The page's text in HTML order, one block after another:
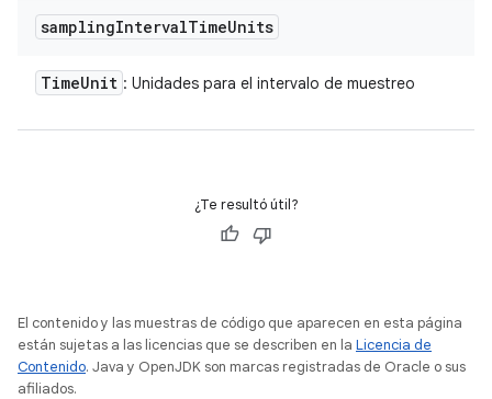
samplingIntervalTimeUnits
TimeUnit : Unidades para el intervalo de muestreo
¿Te resultó útil?
El contenido y las muestras de código que aparecen en esta página
están sujetas a las licencias que se describen en la Licencia de
Contenido. Java y OpenJDK son marcas registradas de Oracle o sus
afiliados.